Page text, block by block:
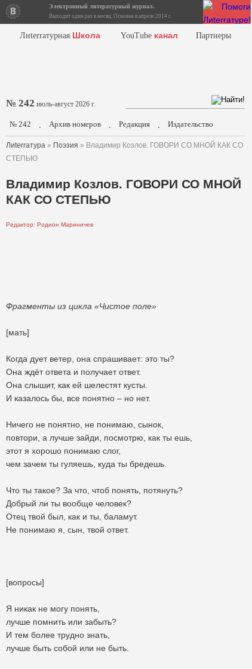
Электронный литературный журнал.
Выходит один раз в месяц. Основан в апреле 2014 г.
Лиterraтурная Школа YouTube канал Партнеры
№ 242 июль-август 2026 г.
№ 242 . Архив номеров . Редакция . Издательство
Лиterraтура » Поэзия » Владимир Козлов. ГОВОРИ СО МНОЙ КАК СО
СТЕПЬЮ
Владимир Козлов. ГОВОРИ СО МНОЙ
КАК СО СТЕПЬЮ
Редактор: Родион Мариничев
Фрагменты из цикла «Чистое поле»
[мать]
Когда дует ветер, она спрашивает: это ты?
Она ждёт ответа и получает ответ.
Она слышит, как ей шелестят кусты.
И казалось бы, все понятно – но нет.
Ничего не понятно, не понимаю, сынок,
повтори, а лучше зайди, посмотрю, как ты ешь,
этот я хорошо понимаю слог,
чем зачем ты гуляешь, куда ты бредешь.
Что ты такое? За что, чтоб понять, потянуть?
Добрый ли ты вообще человек?
Отец твой был, как и ты, баламут.
Не понимаю я, сын, твой ответ.
[вопросы]
Я никак не могу понять,
лучше помнить или забыть?
И тем более трудно знать,
лучше быть собой или не быть.